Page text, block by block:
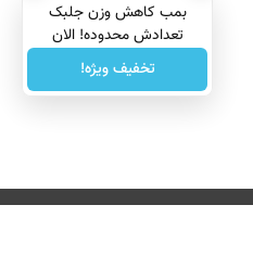
بمب کاهش وزن جلبک
تعدادش محدوده! الان
سفارش بده
تخفیف ویژه!